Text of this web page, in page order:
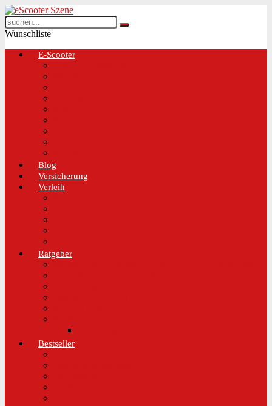
Wunschliste
E-Scooter
Blog
Versicherung
Verleih
Ratgeber
Bestseller